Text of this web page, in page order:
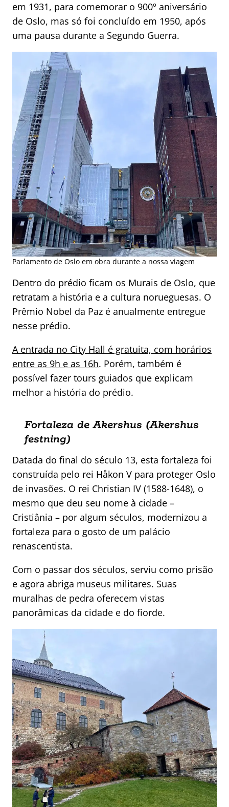
em 1931, para comemorar o 900º aniversário
de Oslo, mas só foi concluído em 1950, após
uma pausa durante a Segundo Guerra.
Parlamento de Oslo em obra durante a nossa viagem
Dentro do prédio ficam os Murais de Oslo, que
retratam a história e a cultura norueguesas. O
Prêmio Nobel da Paz é anualmente entregue
nesse prédio.
A entrada no City Hall é gratuita, com horários
entre as 9h e as 16h. Porém, também é
possível fazer tours guiados que explicam
melhor a história do prédio.
Fortaleza de Akershus (Akershus
festning)
Datada do final do século 13, esta fortaleza foi
construída pelo rei Håkon V para proteger Oslo
de invasões. O rei Christian IV (1588-1648), o
mesmo que deu seu nome à cidade –
Cristiânia – por algum séculos, modernizou a
fortaleza para o gosto de um palácio
renascentista.
Com o passar dos séculos, serviu como prisão
e agora abriga museus militares. Suas
muralhas de pedra oferecem vistas
panorâmicas da cidade e do fiorde.